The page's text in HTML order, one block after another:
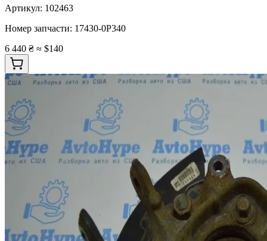
Артикул: 102463
Номер запчасти: 17430-0P340
6 440 ₴ ≈ $140